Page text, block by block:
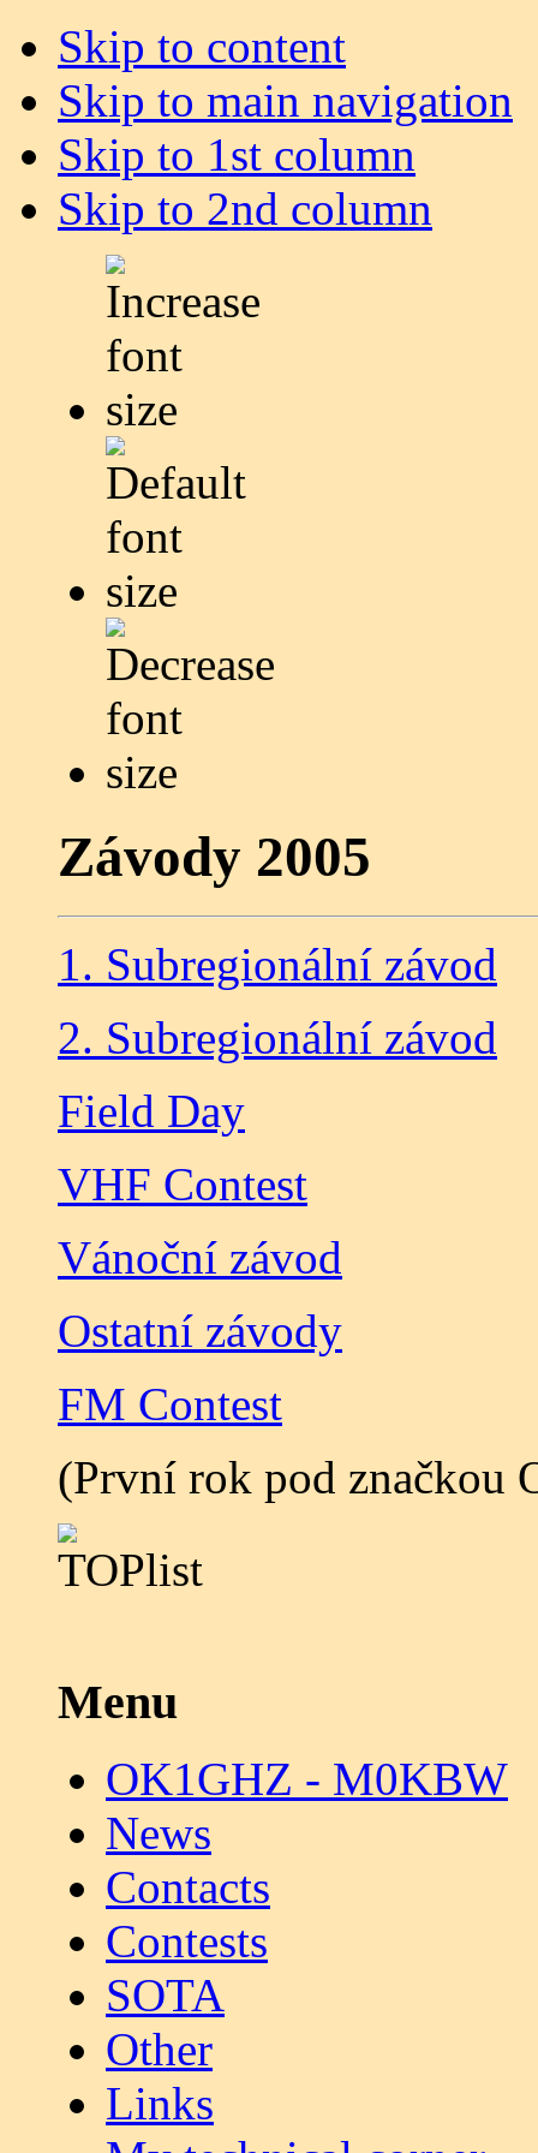
Skip to content
Skip to main navigation
Skip to 1st column
Skip to 2nd column
Závody 2005
1. Subregionální závod
2. Subregionální závod
Field Day
VHF Contest
Vánoční závod
Ostatní závody
FM Contest
(První rok pod značkou
Menu
OK1GHZ - M0KBW
News
Contacts
Contests
SOTA
Other
Links